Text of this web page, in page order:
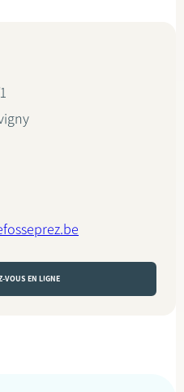
VOUS EN LIGNE